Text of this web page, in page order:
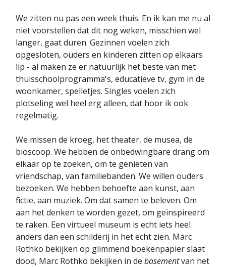
We zitten nu pas een week thuis. En ik kan me nu al
niet voorstellen dat dit nog weken, misschien wel
langer, gaat duren. Gezinnen voelen zich
opgesloten, ouders en kinderen zitten op elkaars
lip - al maken ze er natuurlijk het beste van met
thuisschoolprogramma's, educatieve tv, gym in de
woonkamer, spelletjes. Singles voelen zich
plotseling wel heel erg alleen, dat hoor ik ook
regelmatig.
We missen de kroeg, het theater, de musea, de
bioscoop. We hebben de onbedwingbare drang om
elkaar op te zoeken, om te genieten van
vriendschap, van familiebanden. We willen ouders
bezoeken. We hebben behoefte aan kunst, aan
fictie, aan muziek. Om dat samen te beleven. Om
aan het denken te worden gezet, om geïnspireerd
te raken. Een virtueel museum is echt iets heel
anders dan een schilderij in het echt zien. Marc
Rothko bekijken op glimmend boekenpapier slaat
dood, Marc Rothko bekijken in de basementvan het